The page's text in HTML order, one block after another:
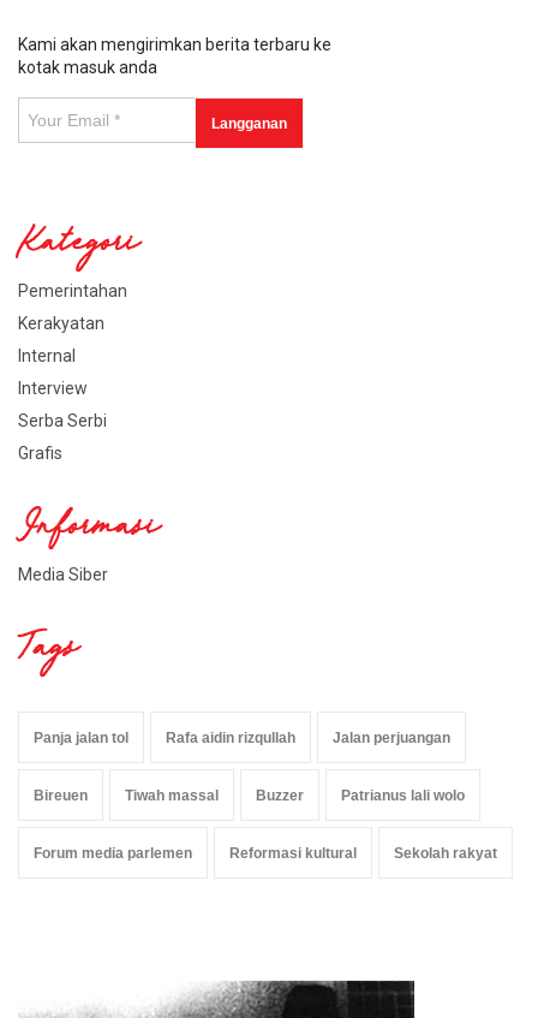
Kami akan mengirimkan berita terbaru ke
kotak masuk anda
Kategori
Pemerintahan
Kerakyatan
Internal
Interview
Serba Serbi
Grafis
Informasi
Media Siber
Tags
Panja jalan tol Rafa aidin rizqullah Jalan perjuangan
Bireuen Tiwah massal Buzzer Patrianus lali wolo
Forum media parlemen Reformasi kultural Sekolah rakyat